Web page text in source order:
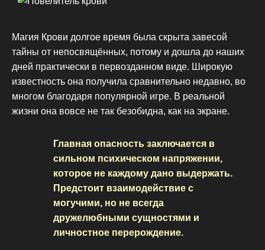
Магия Крови долгое время была скрыта завесой
тайны от непосвящённых, потому и дошла до наших
дней практически в первозданном виде. Широкую
известность она получила сравнительно недавно, во
многом благодаря популярной игре. В реальной
жизни она вовсе не так безобидна, как на экране.
Главная опасность заключается в
сильном психическом напряжении,
которое не каждому дано выдержать.
Предстоит взаимодействие с
могучими, но не всегда
дружелюбными сущностями и
личностное перерождение.